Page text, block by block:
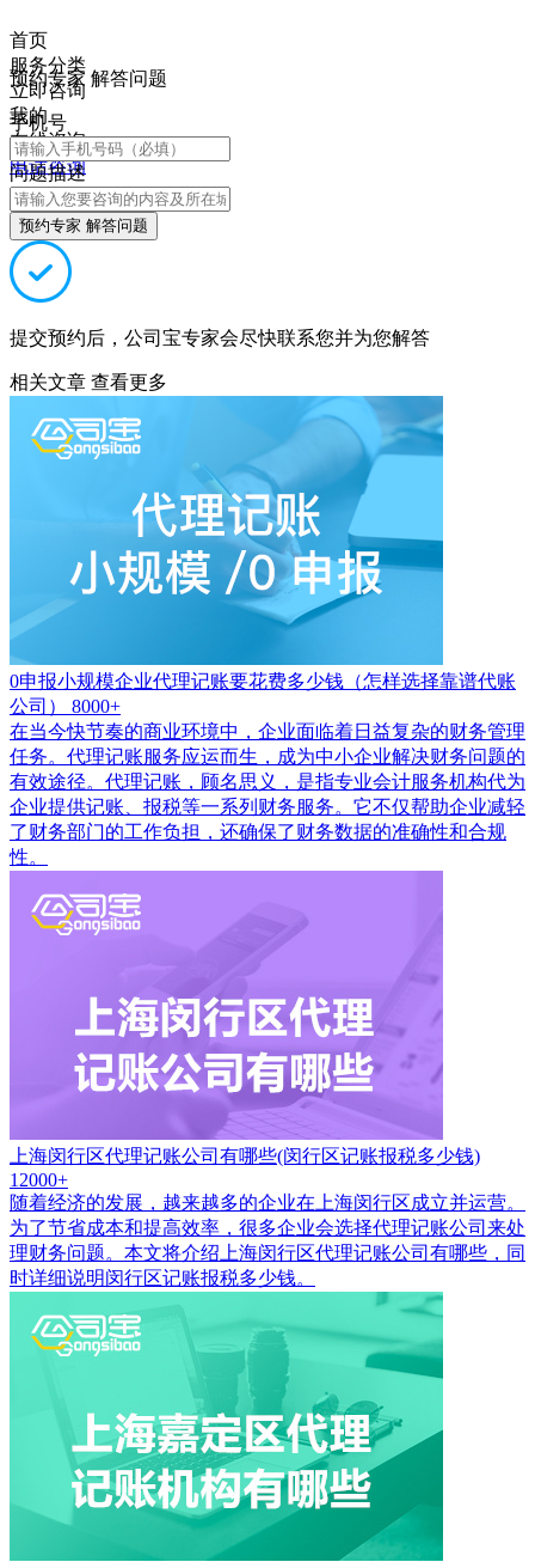
首页
服务分类
立即咨询
我的
在线咨询
电话咨询
预约专家 解答问题
手机号
问题描述
预约专家 解答问题
提交预约后，公司宝专家会尽快联系您并为您解答
相关文章 查看更多
0申报小规模企业代理记账要花费多少钱（怎样选择靠谱代账
公司）
8000+
在当今快节奏的商业环境中，企业面临着日益复杂的财务管理
任务。代理记账服务应运而生，成为中小企业解决财务问题的
有效途径。代理记账，顾名思义，是指专业会计服务机构代为
企业提供记账、报税等一系列财务服务。它不仅帮助企业减轻
了财务部门的工作负担，还确保了财务数据的准确性和合规
性。
上海闵行区代理记账公司有哪些(闵行区记账报税多少钱)
12000+
随着经济的发展，越来越多的企业在上海闵行区成立并运营。
为了节省成本和提高效率，很多企业会选择代理记账公司来处
理财务问题。本文将介绍上海闵行区代理记账公司有哪些，同
时详细说明闵行区记账报税多少钱。